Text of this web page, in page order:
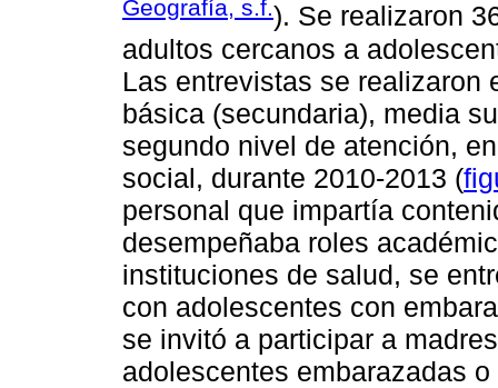
Geografía, s.f.). Se realizaron
adultos cercanos a
Las entrevistas se realizaron
básica (secundaria), media
segundo nivel de atención,
social, durante 2010-2013 (
personal que impartía
desempeñaba roles
instituciones de salud, se
con adolescentes con
se invitó a participar a
adolescentes embarazadas